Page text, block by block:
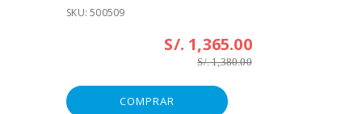
SKU: 500509
S/. 1,380.00
S/. 1,365.00
COMPRAR